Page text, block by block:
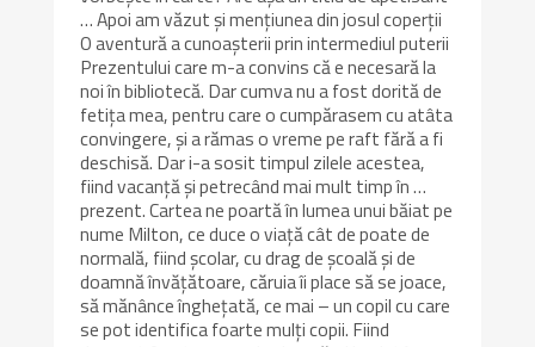
… Apoi am văzut și mențiunea din josul coperții
O aventură a cunoașterii prin intermediul puterii
Prezentului care m-a convins că e necesară la
noi în bibliotecă. Dar cumva nu a fost dorită de
fetița mea, pentru care o cumpărasem cu atâta
convingere, și a rămas o vreme pe raft fără a fi
deschisă. Dar i-a sosit timpul zilele acestea,
fiind vacanță și petrecând mai mult timp în …
prezent. Cartea ne poartă în lumea unui băiat pe
nume Milton, ce duce o viață cât de poate de
normală, fiind școlar, cu drag de școală și de
doamnă învățătoare, căruia îi place să se joace,
să mănânce înghețată, ce mai – un copil cu care
se pot identifica foarte mulți copii. Fiind